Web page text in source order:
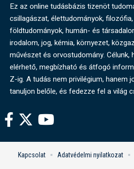
Ez az online tudásbázis tizenöt
csillagászat, élettudományok,
földtudományok, humán- és
irodalom, jog, kémia, környezet,
művészet és orvostudomány. Célunk,
elérhető, megbízható és átfogó
Z-ig. A tudás nem privilégium, hanem
tanuljon belőle, és fedezze fel a világ
Kapcsolat Adatvédelmi nyilatkozat